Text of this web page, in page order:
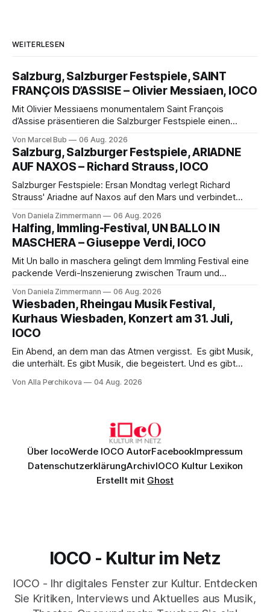
WEITERLESEN
Salzburg, Salzburger Festspiele, SAINT
FRANÇOIS D’ASSISE – Olivier Messiaen, IOCO
Mit Olivier Messiaens monumentalem Saint François
d’Assise präsentieren die Salzburger Festspiele einen
eine bildgewaltige Inszenierung, Maxime Pascal entfaltet
die komplexe Partitur eindrucksvoll, Philippe Sly berührt als
Franziskus.
Von Marcel Bub 06 Aug. 2026
Salzburg, Salzburger Festspiele, ARIADNE
AUF NAXOS – Richard Strauss, IOCO
Salzburger Festspiele: Ersan Mondtag verlegt Richard
Strauss' Ariadne auf Naxos auf den Mars und verbindet
Aufführung mit starken Solisten und den Wiener
Philharmonikern, szenisch bleibt der zweite Akt jedoch
hinter den Erwartungen zurück.
Von Daniela Zimmermann 06 Aug. 2026
Halfing, Immling-Festival, UN BALLO IN
MASCHERA – Giuseppe Verdi, IOCO
Mit Un ballo in maschera gelingt dem Immling Festival eine
packende Verdi-Inszenierung zwischen Traum und
psychologische Tiefe mit starken Bildern, getragen von
einem spielfreudigen Ensemble und einer musikalisch
überzeugenden Gesamtleistung.
Von Daniela Zimmermann 06 Aug. 2026
Wiesbaden, Rheingau Musik Festival,
Kurhaus Wiesbaden, Konzert am 31. Juli,
IOCO
Ein Abend, an dem man das Atmen vergisst. Es gibt Musik,
die unterhält. Es gibt Musik, die begeistert. Und es gibt
Genau so war der Abend im Kurhaus Wiesbaden, an dem
Von Alla Perchikova 04 Aug. 2026
Über IocoWerde IOCO AutorFacebookImpressum
DatenschutzerklärungArchivIOCO Kultur Lexikon
Erstellt mit Ghost
IOCO - Kultur im Netz
IOCO - Ihr digitales Fenster zur Kultur. Entdecken
Sie Kritiken, Interviews und Aktuelles aus Musik,